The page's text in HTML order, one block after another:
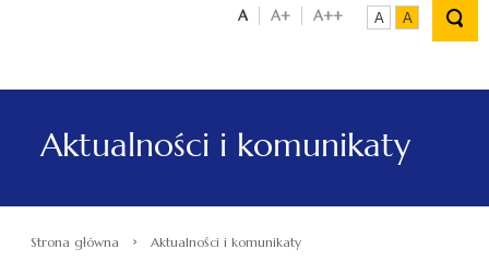
A A+ A++ A A
Aktualności i komunikaty
Strona główna › Aktualności i komunikaty